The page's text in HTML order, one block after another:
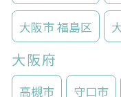
大阪市 福島区
大阪府
高槻市 守口市